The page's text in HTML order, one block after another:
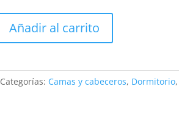
Añadir al carrito
Categorías: Camas y cabeceros, Dormitorio,